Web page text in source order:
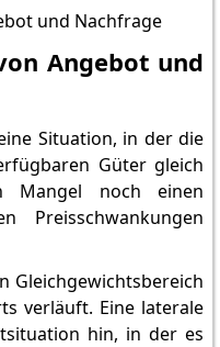
Angebot und
Situation, in der die
Güter gleich
Mangel noch einen
Preisschwankungen
Gleichgewichtsbereich
verläuft. Eine laterale
hin, in der es